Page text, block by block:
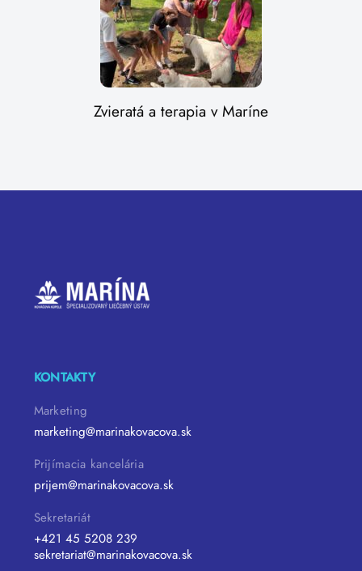
Zvieratá a terapia v Maríne
KONTAKTY
Marketing
marketing@marinakovacova.sk
Prijímacia kancelária
prijem@marinakovacova.sk
Sekretariát
+421 45 5208 239
sekretariat@marinakovacova.sk